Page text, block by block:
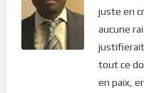
Quand tu n’acceptes pas
colère et tu te victimises…
aller plus loin ? La colère ou
tranquillité de notre
présence du Très Haut,
juste en
aucune
justifierait
tout ce
en paix,